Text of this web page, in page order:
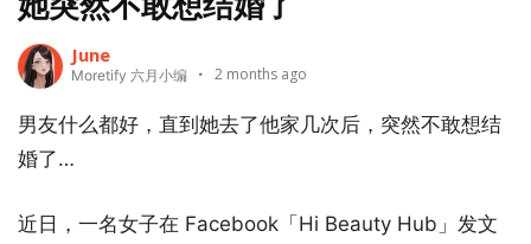
June
Moretify 六月小编 2 months ago
男友什么都好，直到她去了他家几次后，突然不敢想结
婚了…
近日，一名女子在 Facebook「Hi Beauty Hub」发文